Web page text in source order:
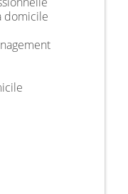
domicile